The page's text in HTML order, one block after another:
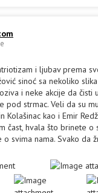
i ljubav prema
sinoć sa nekoliko
i neke akcije da čisti
pod strmac. Veli da su
Kolašinac kao i Emir
čast, hvala što brinete o
svima nama. Svako da